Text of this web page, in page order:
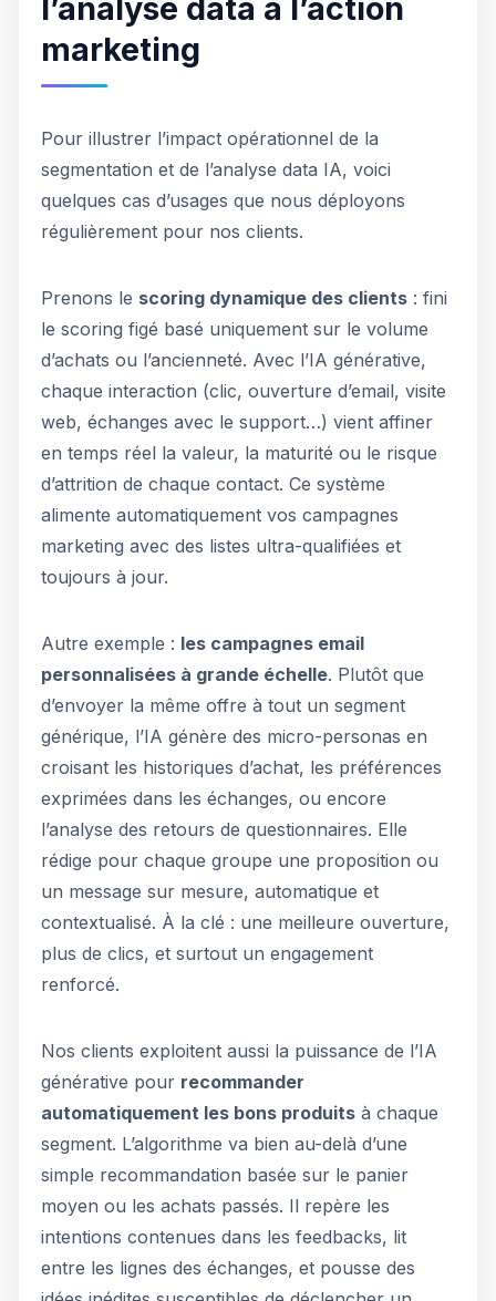
l’analyse data à l’action
marketing
Pour illustrer l’impact opérationnel de la
segmentation et de l’analyse data IA, voici
quelques cas d’usages que nous déployons
régulièrement pour nos clients.
Prenons le scoring dynamique des clients : fini
le scoring figé basé uniquement sur le volume
d’achats ou l’ancienneté. Avec l’IA générative,
chaque interaction (clic, ouverture d’email, visite
web, échanges avec le support…) vient affiner
en temps réel la valeur, la maturité ou le risque
d’attrition de chaque contact. Ce système
alimente automatiquement vos campagnes
marketing avec des listes ultra-qualifiées et
toujours à jour.
Autre exemple : les campagnes email
personnalisées à grande échelle. Plutôt que
d’envoyer la même offre à tout un segment
générique, l’IA génère des micro-personas en
croisant les historiques d’achat, les préférences
exprimées dans les échanges, ou encore
l’analyse des retours de questionnaires. Elle
rédige pour chaque groupe une proposition ou
un message sur mesure, automatique et
contextualisé. À la clé : une meilleure ouverture,
plus de clics, et surtout un engagement
renforcé.
Nos clients exploitent aussi la puissance de l’IA
générative pour recommander
automatiquement les bons produits à chaque
segment. L’algorithme va bien au-delà d’une
simple recommandation basée sur le panier
moyen ou les achats passés. Il repère les
intentions contenues dans les feedbacks, lit
entre les lignes des échanges, et pousse des